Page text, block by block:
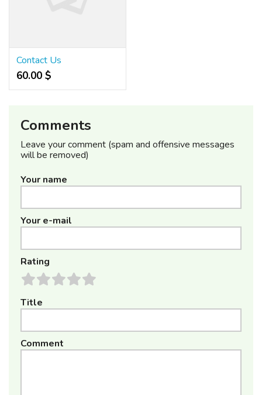
Contact Us
60.00 $
Comments
Leave your comment (spam and offensive messages
will be removed)
Your name
Your e-mail
Rating
Title
Comment